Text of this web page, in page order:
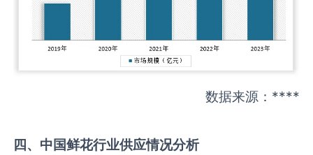
数据来源：****
四、中国鲜花行业供应情况分析